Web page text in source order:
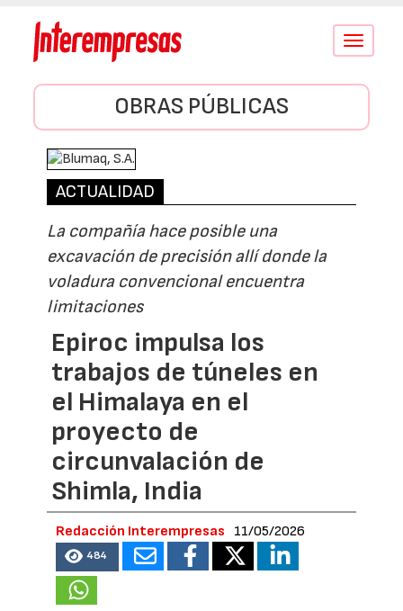
Conmutar
OBRAS PÚBLICAS
ACTUALIDAD
La compañía hace posible una
excavación de precisión allí donde la
voladura convencional encuentra
limitaciones
Epiroc impulsa los
trabajos de túneles en
el Himalaya en el
proyecto de
circunvalación de
Shimla, India
Redacción Interempresas 11/05/2026
484